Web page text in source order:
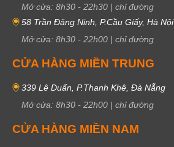
Mở cửa: 8h30 - 22h30 | chỉ đường
58 Trần Đăng Ninh, P.Cầu Giấy, Hà Nội
Mở cửa: 8h30 - 22h00 | chỉ đường
CỬA HÀNG MIỀN TRUNG
339 Lê Duẩn, P.Thanh Khê, Đà Nẵng
Mở cửa: 8h30 - 22h00 | chỉ đường
CỬA HÀNG MIỀN NAM